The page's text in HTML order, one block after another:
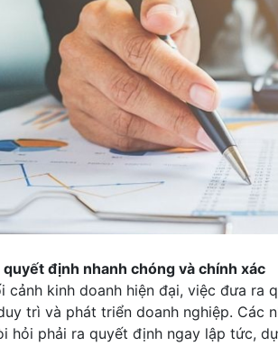
quyết định nhanh chóng và chính xác
cảnh kinh doanh hiện đại, việc đưa ra
trì và phát triển doanh nghiệp. Các
hỏi phải ra quyết định ngay lập tức,